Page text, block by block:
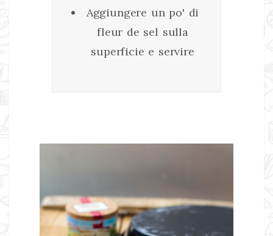
Aggiungere un po' di
fleur de sel sulla
superficie e servire